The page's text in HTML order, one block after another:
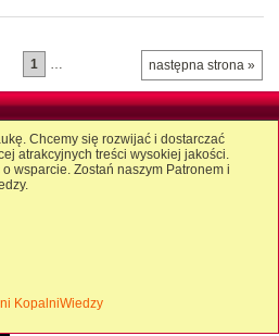
następna strona »
1 …
Chcemy się rozwijać i dostarczać
atrakcyjnych treści wysokiej jakości.
wsparcie. Zostań naszym Patronem i
KopalniWiedzy